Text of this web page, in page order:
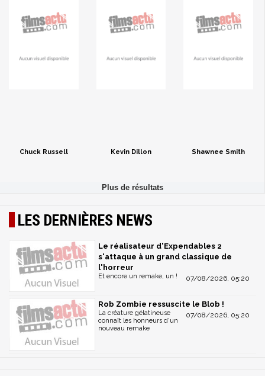
Chuck Russell Kevin Dillon Shawnee Smith
LES DERNIÈRES NEWS
Le réalisateur d'Expendables 2
s'attaque à un grand classique de
l'horreur
07/08/2026, 05:20
Et encore un remake, un !
Rob Zombie ressuscite le Blob !
07/08/2026, 05:20
La créature gélatineuse
connaît les honneurs d'un
nouveau remake